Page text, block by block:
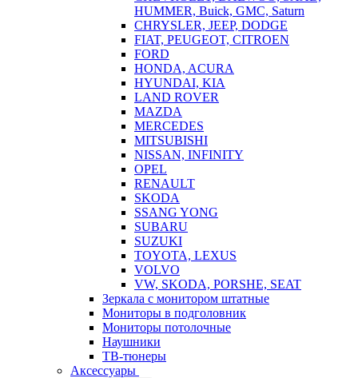
HUMMER, Buick, GMC, Saturn
CHRYSLER, JEEP, DODGE
FIAT, PEUGEOT, CITROEN
FORD
HONDA, ACURA
HYUNDAI, KIA
LAND ROVER
MAZDA
MERCEDES
MITSUBISHI
NISSAN, INFINITY
OPEL
RENAULT
SKODA
SSANG YONG
SUBARU
SUZUKI
TOYOTA, LEXUS
VOLVO
VW, SKODA, PORSHE, SEAT
Зеркала с монитором штатные
Мониторы в подголовник
Мониторы потолочные
Наушники
ТВ-тюнеры
Аксессуары